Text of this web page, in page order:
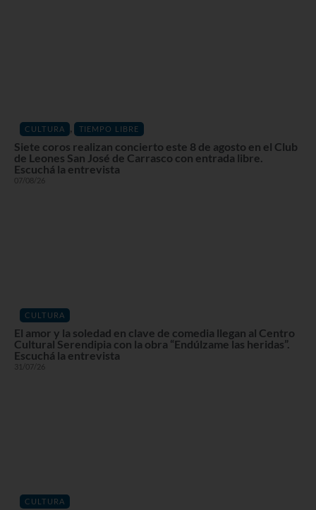
CULTURA , TIEMPO LIBRE
Siete coros realizan concierto este 8 de agosto en el Club
de Leones San José de Carrasco con entrada libre.
Escuchá la entrevista
07/08/26
CULTURA
El amor y la soledad en clave de comedia llegan al Centro
Cultural Serendipia con la obra “Endúlzame las heridas”.
Escuchá la entrevista
31/07/26
CULTURA